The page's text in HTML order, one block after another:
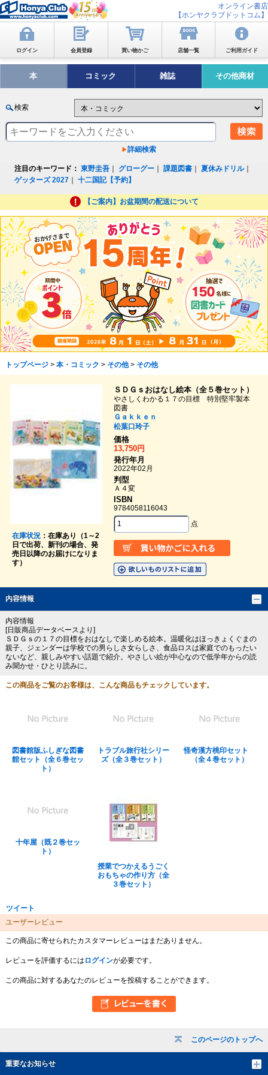
オンライン書店
【ホンヤクラブドットコム】
ログイン 会員登録 買い物かご 店舗一覧 ご利用ガイド
本 コミック 雑誌 その他商材
検索
詳細検索
注目のキーワード： 東野圭吾 グローグー ｜課題図書 ｜夏休みドリル｜
ゲッターズ 2027 ｜十二国記【予約】
【ご案内】お盆期間の配送について
このページのトップへ
重要なお知らせ
トップページ> 本・コミック > その他> その他
在庫状況：在庫あり（1～2
日で出荷、新刊の場合、発
売日以降のお届けになりま
す）
ＳＤＧｓおはなし絵本（全５巻セット）
やさしくわかる１７の目標 特別堅牢製本
図書
Ｇａｋｋｅｎ
松葉口玲子
価格
13,750円
発行年月
2022年02月
判型
Ａ４変
ISBN
9784058116043
点
内容情報
内容情報
[日販商品データベースより]
ＳＤＧｓの１７の目標をおはなしで楽しめる絵本。温暖化はほっきょくぐまの
親子、ジェンダーは学校での男らしさ女らしさ、食品ロスは家庭でのもったい
ないなど、親しみやすい話題で紹介。やさしい絵が中心なので低学年からの読
み聞かせ・ひとり読みに。
この商品をご覧のお客様は、こんな商品もチェックしています。
図書館版ふしぎな図書
館セット（全６巻セッ
ト）
トラブル旅行社シリー
ズ（全３巻セット）
怪奇漢方桃印セット
（全４巻セット）
十年屋（既２巻セッ
ト）
授業でつかえるうごく
おもちゃの作り方（全
３巻セット）
ツイート
ユーザーレビュー
この商品に寄せられたカスタマーレビューはまだありません。
レビューを評価するには ログインが必要です。
この商品に対するあなたのレビューを投稿することができます。